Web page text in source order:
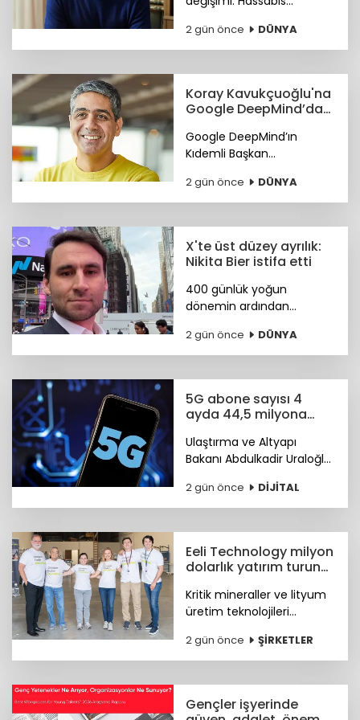
2 gün önce DÜNYA
Koray Kavukçuoğlu'na
Google DeepMind’da
Google DeepMind’ın
Kıdemli Başkan
bilim insanı Koray
Kavukçuoğlu getirildi.
2 gün önce DÜNYA
X'te üst düzey ayrılık:
Nikita Bier istifa etti
400 günlük yoğun
dönemin ardından
şirkette danışman olarak
kalacak. Yerine tasarım ve
oluşan yeni bir ekip
geçiyor.
2 gün önce DÜNYA
5G abone sayısı 4
ayda 44,5 milyona
Ulaştırma ve Altyapı
Bakanı Abdulkadir Uraloğlu,
44,5 milyona ulaştığını
bildirdi.
2 gün önce DİJİTAL
Eeli Technology milyon
dolarlık yatırım turunu
Kritik mineraller ve lityum
üretim teknolojileri
toplam 2 milyon dolar
tutarındaki tohum öncesi
2 gün önce ŞİRKETLER
Gençler işyerinde